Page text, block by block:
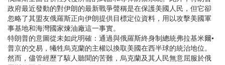
政府最近發動的對伊朗的最新戰爭聲稱是在保護美國人民，但它卻
忽略了其盟友俄羅斯正向伊朗提供目標定位資料，用以攻擊美國軍
事基地和海灣國家煉油廠這一事實。
特朗普的意圖從未如此明確：通過與俄羅斯終身制總統弗拉基米爾•
普京的交易，犧牲烏克蘭的主權以換取美國在西半球的統治地位。
然而，儘管經歷了駭人聽聞的苦難，烏克蘭及其人民無意屈服於俄